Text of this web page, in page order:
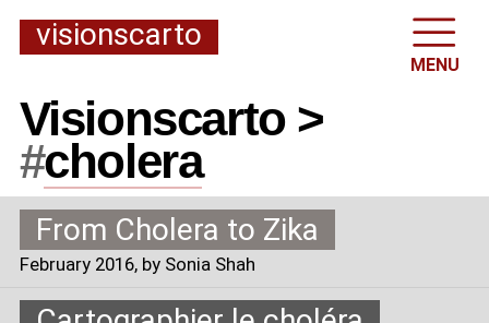
visionscarto
MENU
Visionscarto >
#cholera
From Cholera to Zika
February 2016, by Sonia Shah